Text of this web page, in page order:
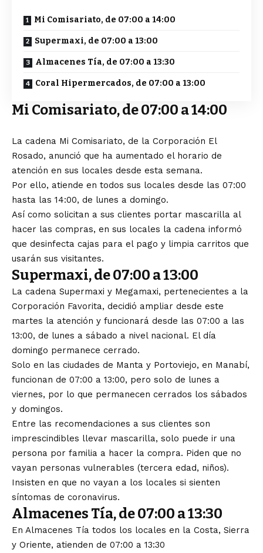
Mi Comisariato, de 07:00 a 14:00
Supermaxi, de 07:00 a 13:00
Almacenes Tía, de 07:00 a 13:30
Coral Hipermercados, de 07:00 a 13:00
Mi Comisariato, de 07:00 a 14:00
La cadena Mi Comisariato, de la Corporación El
Rosado, anunció que ha aumentado el horario de
atención en sus locales desde esta semana.
Por ello, atiende en todos sus locales desde las 07:00
hasta las 14:00, de lunes a domingo.
Así como solicitan a sus clientes portar mascarilla al
hacer las compras, en sus locales la cadena informó
que desinfecta cajas para el pago y limpia carritos que
usarán sus visitantes.
Supermaxi, de 07:00 a 13:00
La cadena Supermaxi y Megamaxi, pertenecientes a la
Corporación Favorita, decidió ampliar desde este
martes la atención y funcionará desde las 07:00 a las
13:00, de lunes a sábado a nivel nacional. El día
domingo permanece cerrado.
Solo en las ciudades de Manta y Portoviejo, en Manabí,
funcionan de 07:00 a 13:00, pero solo de lunes a
viernes, por lo que permanecen cerrados los sábados
y domingos.
Entre las recomendaciones a sus clientes son
imprescindibles llevar mascarilla, solo puede ir una
persona por familia a hacer la compra. Piden que no
vayan personas vulnerables (tercera edad, niños).
Insisten en que no vayan a los locales si sienten
síntomas de coronavirus.
Almacenes Tía, de 07:00 a 13:30
En Almacenes Tía todos los locales en la Costa, Sierra
y Oriente, atienden de 07:00 a 13:30